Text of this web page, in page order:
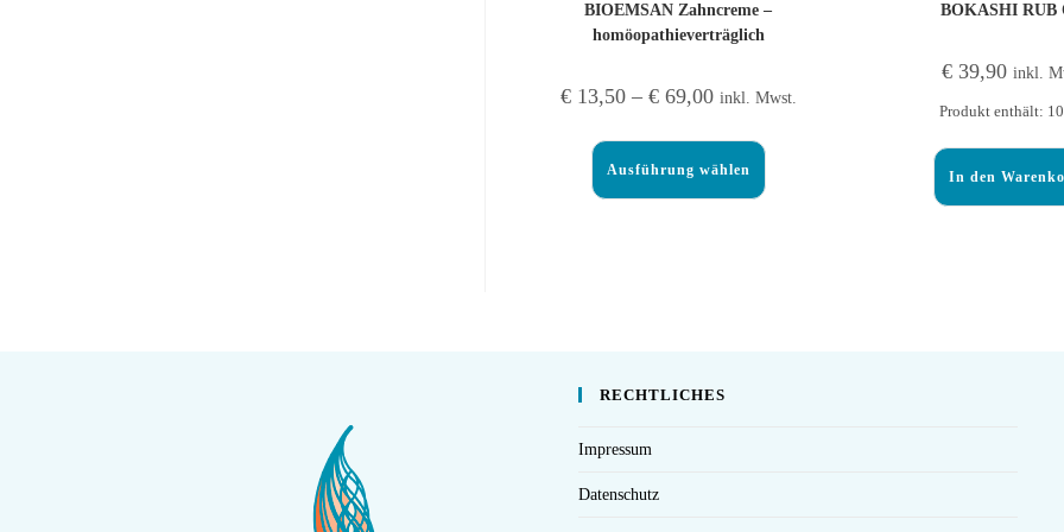
BIOEMSAN Zahncreme –
homöopathieverträglich
€13,50– €69,00 inkl. Mwst.
Ausführung wählen
BOKASHI RUB
€39,90 inkl.
Produkt enthält:
In den
RECHTLICHES
Impressum
Datenschutz